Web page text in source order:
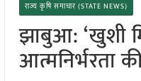
राज्य कृषि समाचार (STATE NEWS)
झाबुआ: ‘खुशी
आत्मनिर्भरता